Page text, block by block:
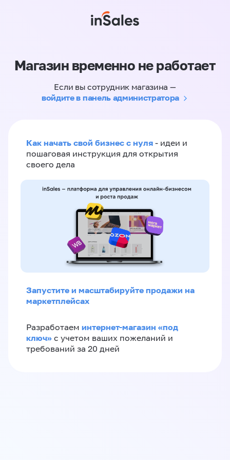
Магазин временно не работает
Если вы сотрудник магазина —
войдите в панель администратора
Как начать свой бизнес с нуля - идеи и
пошаговая инструкция для открытия
своего дела
Запустите и масштабируйте продажи на
маркетплейсах
Разработаем интернет-магазин «‎под
ключ»‎ с учетом ваших пожеланий и
требований за 20 дней